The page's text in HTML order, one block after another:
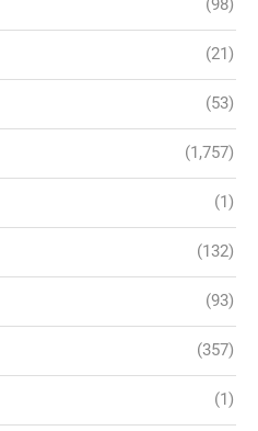
(98)
(21)
(53)
(1,757)
(1)
(132)
(93)
(357)
(1)